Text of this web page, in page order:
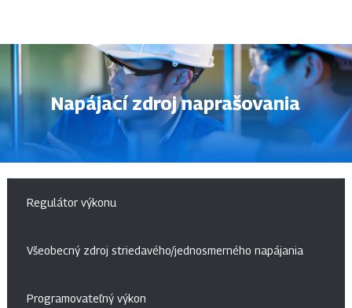
Napájací zdroj naprašovania
Regulátor výkonu
Všeobecný zdroj striedavého/jednosmerného napájania
Programovateľný výkon